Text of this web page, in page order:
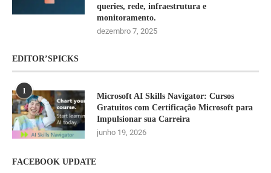
queries, rede, infraestrutura e
monitoramento.
dezembro 7, 2025
EDITOR’SPICKS
1
Microsoft AI Skills Navigator: Cursos
Gratuitos com Certificação Microsoft para
Impulsionar sua Carreira
junho 19, 2026
FACEBOOK UPDATE